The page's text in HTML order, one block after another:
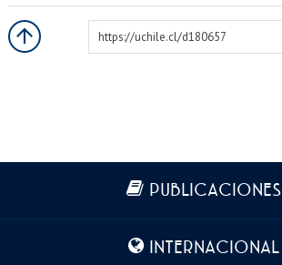
https://uchile.cl/d180657
Más información
PUBLICACIONES
INTERNACIONAL